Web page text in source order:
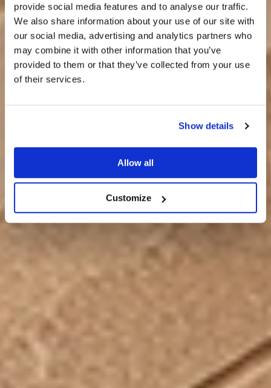
provide social media features and to analyse our traffic.
We also share information about your use of our site with
our social media, advertising and analytics partners who
may combine it with other information that you’ve
provided to them or that they’ve collected from your use
of their services.
Show details
Allow all
Customize
Nein